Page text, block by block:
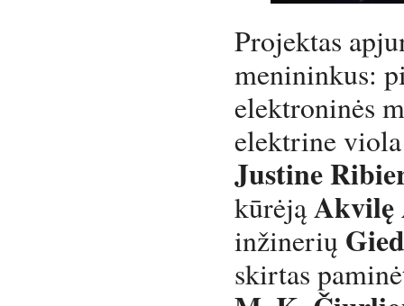
Projektas
menininkus:
elektroninės
elektrine
Justine
kūrėjąAkvilę
inžinerių
skirtas